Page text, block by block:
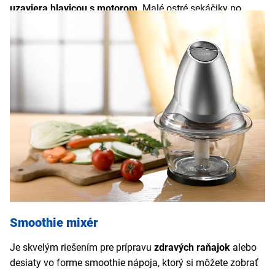
uzaviera hlavicou s motorom. Malé ostré sekáčiky po
spustení mixéra do niekoľkých sekúnd posekajú celý
obsah misky a po jeho vypnutí môžete nechať misku umyť
v umývačke riadu. Suroviny vďaka šikovnej drvičke
rýchlo a bez námahy, a malý drvič vám v kuchyni
pri skladovaní nezaberie veľa miesta.
Smoothie mixér
Je skvelým riešením pre prípravu zdravých raňajok alebo
desiaty vo forme smoothie nápoja, ktorý si môžete zobrať